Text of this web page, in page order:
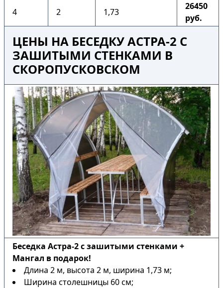
4 2 1,73
26450
руб.
ЦЕНЫ НА БЕСЕДКУ АСТРА-2 С
ЗАШИТЫМИ СТЕНКАМИ В
СКОРОПУСКОВСКОМ
Беседка Астра-2 с зашитыми стенками +
Мангал в подарок!
Длина 2 м, высота 2 м, ширина 1,73 м;
Ширина столешницы 60 см;